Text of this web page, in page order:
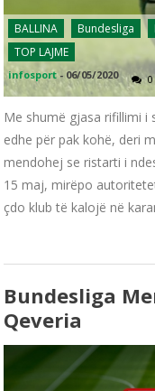
BALLINA Bundesliga
TOP LAJME
infosport - 06/05/2020 0
Me shumë gjasa rifillimi i
edhe për pak kohë, deri
mendohej se ristarti i
15 maj, mirëpo
çdo klub të kalojë në
Bundesliga
Qeveria